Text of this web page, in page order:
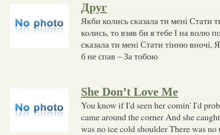
Друг
Якби колись сказала ти мені Стати
колись, то взяв би я тебе І на волю
сказала ти мені Стати тінню вночі,
б не спав – За тобою
She Don’t Love Me
You know if I'd seen her comin' I'd
came around the corner And she
was no ice cold shoulder There was no